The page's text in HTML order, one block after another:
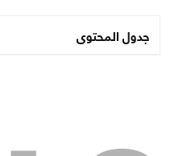
جدول المحتوى